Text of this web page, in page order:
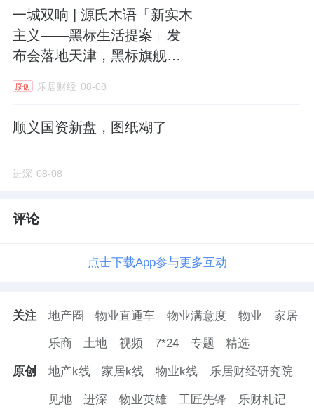
一城双响 | 源氏木语「新实木
主义——黑标生活提案」发
布会落地天津，黑标旗舰店
原创 乐居财经 08-08
顺义国资新盘，图纸糊了
进深 08-08
评论
点击下载App参与更多互动
关注 地产圈 物业直通车 物业满意度 物业 家居
乐商 土地 视频 7*24 专题 精选
原创 地产k线 家居k线 物业k线 乐居财经研究院
见地 进深 物业英雄 工匠先锋 乐财札记